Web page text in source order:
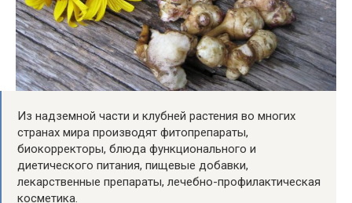
Из надземной части и клубней растения во многих
странах мира производят фитопрепараты,
биокорректоры, блюда функционального и
диетического питания, пищевые добавки,
лекарственные препараты, лечебно-профилактическая
косметика.